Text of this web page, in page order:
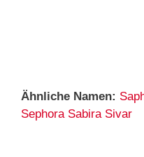
Ähnliche Namen:
Sephora Sabira Sivar